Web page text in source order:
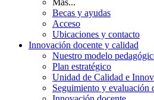
Becas y ayudas
Acceso
Ubicaciones y contacto
Innovación docente y calidad
Nuestro modelo
Plan estratégico
Unidad de Calidad e
Seguimiento y evaluación